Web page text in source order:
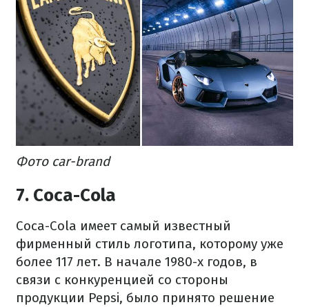
Фото car-brand
7. Coca-Cola
Coca-Cola имеет самый известный
фирменный стиль логотипа, которому уже
более 117 лет. В начале 1980-х годов, в
связи с конкуренцией со стороны
продукции Pepsi, было принято решение